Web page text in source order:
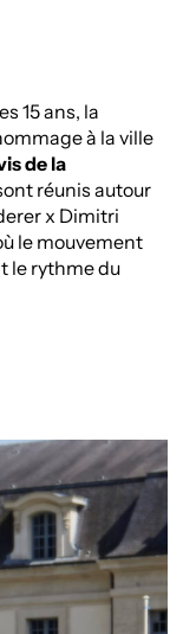
15 ans, la
à la ville
de la
réunis autour
x Dimitri
le mouvement
le rythme du